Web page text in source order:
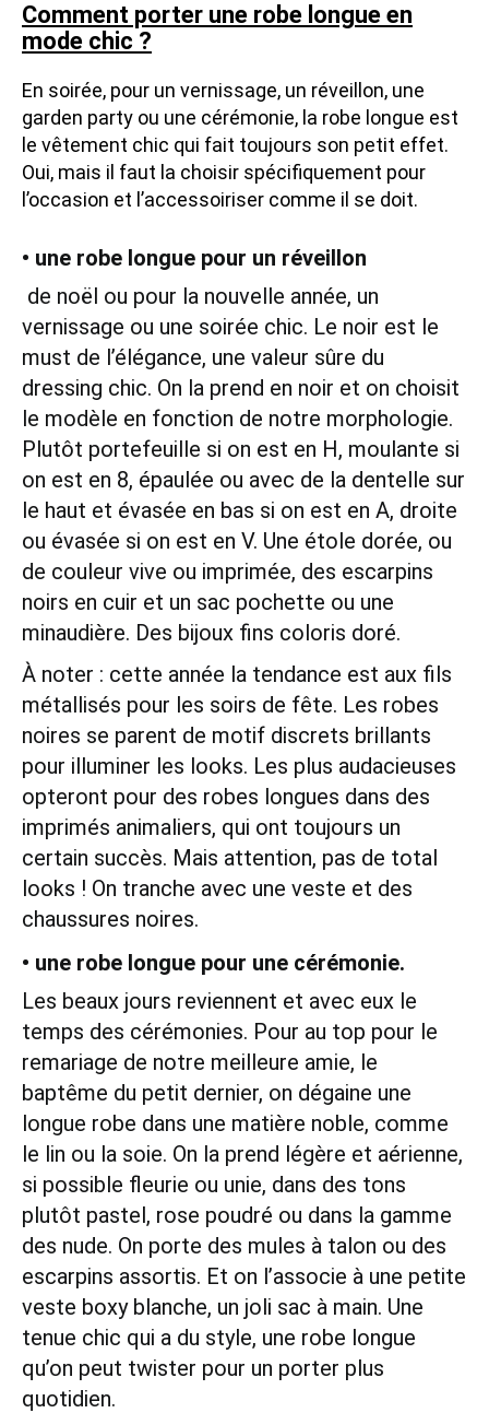
Comment porter une robe longue en
mode chic ?
En soirée, pour un vernissage, un réveillon, une
garden party ou une cérémonie, la robe longue est
le vêtement chic qui fait toujours son petit effet.
Oui, mais il faut la choisir spécifiquement pour
l’occasion et l’accessoiriser comme il se doit.
• une robe longue pour un réveillon
de noël ou pour la nouvelle année, un
vernissage ou une soirée chic. Le noir est le
must de l’élégance, une valeur sûre du
dressing chic. On la prend en noir et on choisit
le modèle en fonction de notre morphologie.
Plutôt portefeuille si on est en H, moulante si
on est en 8, épaulée ou avec de la dentelle sur
le haut et évasée en bas si on est en A, droite
ou évasée si on est en V. Une étole dorée, ou
de couleur vive ou imprimée, des escarpins
noirs en cuir et un sac pochette ou une
minaudière. Des bijoux fins coloris doré.
À noter : cette année la tendance est aux fils
métallisés pour les soirs de fête. Les robes
noires se parent de motif discrets brillants
pour illuminer les looks. Les plus audacieuses
opteront pour des robes longues dans des
imprimés animaliers, qui ont toujours un
certain succès. Mais attention, pas de total
looks ! On tranche avec une veste et des
chaussures noires.
• une robe longue pour une cérémonie.
Les beaux jours reviennent et avec eux le
temps des cérémonies. Pour au top pour le
remariage de notre meilleure amie, le
baptême du petit dernier, on dégaine une
longue robe dans une matière noble, comme
le lin ou la soie. On la prend légère et aérienne,
si possible fleurie ou unie, dans des tons
plutôt pastel, rose poudré ou dans la gamme
des nude. On porte des mules à talon ou des
escarpins assortis. Et on l’associe à une petite
veste boxy blanche, un joli sac à main. Une
tenue chic qui a du style, une robe longue
qu’on peut twister pour un porter plus
quotidien.